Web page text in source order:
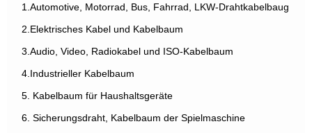
1.Automotive, Motorrad, Bus, Fahrrad, LKW-
2.Elektrisches Kabel und Kabelbaum
3.Audio, Video, Radiokabel und ISO-Kabelbaum
4.Industrieller Kabelbaum
5. Kabelbaum für Haushaltsgeräte
6. Sicherungsdraht, Kabelbaum der Spielmaschine